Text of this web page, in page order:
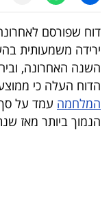
ספורט
קריירה
ולימודים
מינויים
רייטינג
ירידה משמעותית
השנה האחרונה,
הדוח העלה כי
המלחמה
הנמוך ביותר מאז שנת